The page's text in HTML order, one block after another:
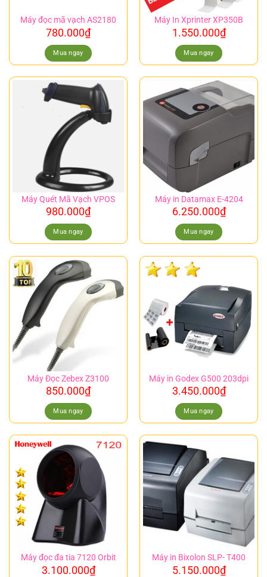
Máy đọc mã vạch AS2180
780.000₫
Mua ngay
Máy In Xprinter XP350B
1.550.000₫
Mua ngay
Máy Quét Mã Vạch VPOS
980.000₫
Mua ngay
Máy in Datamax E-4204
6.250.000₫
Mua ngay
Máy Đọc Zebex Z3100
850.000₫
Mua ngay
Máy in Godex G500 203dpi
3.450.000₫
Mua ngay
Máy đọc đa tia 7120 Orbit
3.100.000₫
Máy in Bixolon SLP- T400
5.150.000₫